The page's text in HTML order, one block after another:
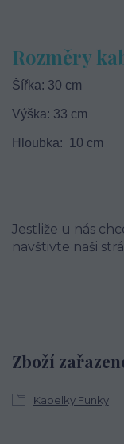
Rozměry
Šířka: 30 cm
Výška: 33 cm
Hloubka: 10 cm
Jestliže u nás
navštivte naši
Zboží
Kabelky Funky